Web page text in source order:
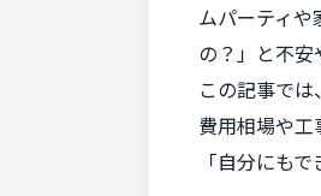
ムパーティ
の？」と不安
この記事で
費用相場や工
「自分にも